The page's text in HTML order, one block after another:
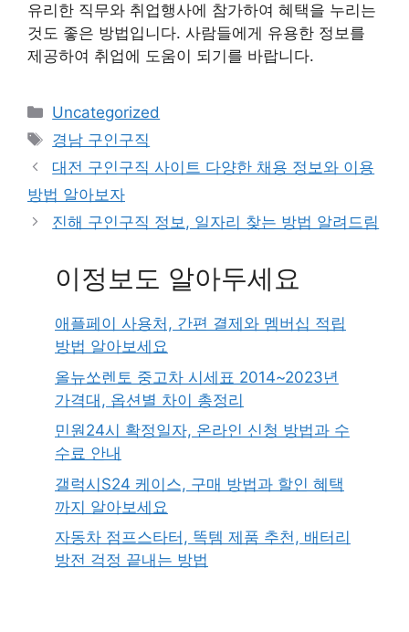
유리한 직무와 취업행사에 참가하여 혜택을 누리는
것도 좋은 방법입니다. 사람들에게 유용한 정보를
제공하여 취업에 도움이 되기를 바랍니다.
Categories
Uncategorized
Tags
경남 구인구직
대전 구인구직 사이트 다양한 채용 정보와 이용
방법 알아보자
진해 구인구직 정보, 일자리 찾는 방법 알려드림
이정보도 알아두세요
애플페이 사용처, 간편 결제와 멤버십 적립
방법 알아보세요
올뉴쏘렌토 중고차 시세표 2014~2023년
가격대, 옵션별 차이 총정리
민원24시 확정일자, 온라인 신청 방법과 수
수료 안내
갤럭시S24 케이스, 구매 방법과 할인 혜택
까지 알아보세요
자동차 점프스타터, 똑템 제품 추천, 배터리
방전 걱정 끝내는 방법